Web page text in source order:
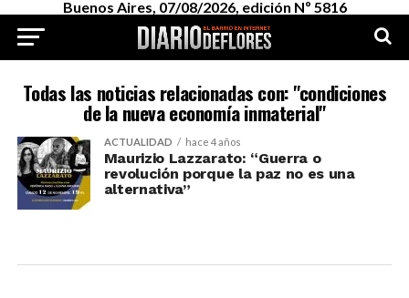
Buenos Aires, 07/08/2026, edición Nº 5816
Todas las noticias relacionadas con: "condiciones
de la nueva economía inmaterial"
ACTUALIDAD hace 4 años
Maurizio Lazzarato: “Guerra o
revolución porque la paz no es una
alternativa”